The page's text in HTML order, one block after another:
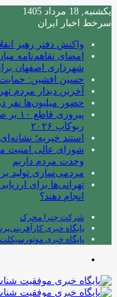
یکشنبه, 18 مرداد 1405
سرخط اخبار ایران
واکنش دفتر رهبر
امضای تفاهم‌نامه
شهرداری اصفهان
حسین افشین: حمایت
آخرین دیدار مردم
حضور میلیون‌ها نفر
ربوکاپ ۲۰۲۶
استند خیریه؛
شورای عالی امنیت
وحدت مردم داریم
مردمی‌سازی تولید
تهرانی‌ها برای
انجام دهند؟
شرکت چترا محرک
پایگاه خبری
پایگاه خبری